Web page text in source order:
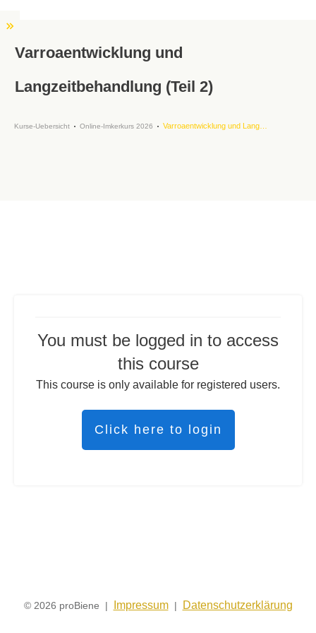
Varroaentwicklung und
Langzeitbehandlung (Teil 2)
Kurse-Uebersicht Online-Imkerkurs 2026
You must be logged in to access
this course
This course is only available for registered users.
Click here to login
© 2026 proBiene | Impressum| Datenschutzerklärung